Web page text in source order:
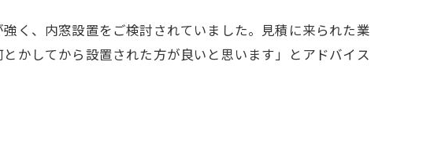
く、内窓設置をご検討されていました。見積に来られた業
かしてから設置された方が良いと思います」とアドバイス